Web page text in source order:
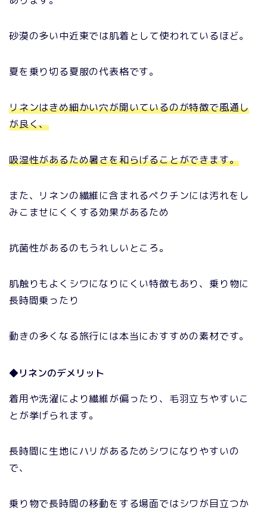
砂漠の多い中近東では肌着として使われているほど。
夏を乗り切る夏服の代表格です。
リネンはきめ細かい穴が開いているのが特徴で風通し
が良く、
吸湿性があるため暑さを和らげることができます。
また、リネンの繊維に含まれるペクチンには汚れをし
みこませにくくする効果があるため
抗菌性があるのもうれしいところ。
肌触りもよくシワになりにくい特徴もあり、乗り物に
長時間乗ったり
動きの多くなる旅行には本当におすすめの素材です。
◆リネンのデメリット
着用や洗濯により繊維が偏ったり、毛羽立ちやすいこ
とが挙げられます。
長時間に生地にハリがあるためシワになりやすいの
で、
乗り物で長時間の移動をする場面ではシワが目立つか